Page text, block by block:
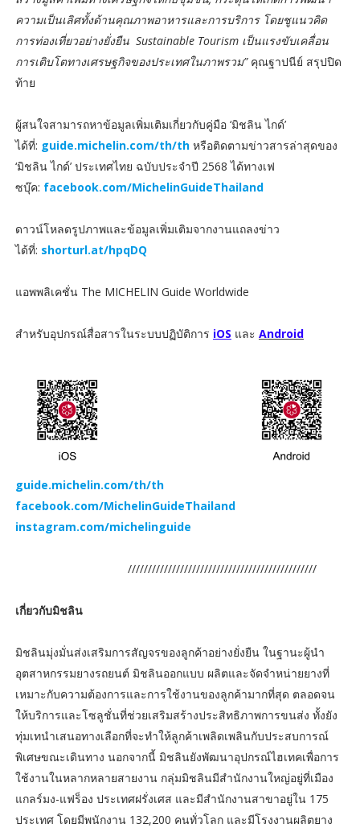
ความเป็นเลิศทั้งด้านคุณภาพอาหารและการบริการ โดยชูแนวคิด
การท่องเที่ยวอย่างยั่งยืน Sustainable Tourism เป็นแรงขับเคลื่อน
การเติบโตทางเศรษฐกิจของประเทศในภาพรวม” คุณฐาปนีย์ สรุปปิด
ท้าย
ผู้สนใจสามารถหาข้อมูลเพิ่มเติมเกี่ยวกับคู่มือ ‘มิชลิน ไกด์’
ได้ที่: guide.michelin.com/th/thหรือติดตามข่าวสารล่าสุดของ
‘มิชลิน ไกด์’ ประเทศไทย ฉบับประจำปี 2568 ได้ทางเฟ
ซบุ๊ค: facebook.com/MichelinGuideThailand
ดาวน์โหลดรูปภาพและข้อมูลเพิ่มเติมจากงานแถลงข่าว
ได้ที่: shorturl.at/hpqDQ
แอพพลิเคชั่น The MICHELIN Guide Worldwide
สำหรับอุปกรณ์สื่อสารในระบบปฏิบัติการ iOS และ Android
guide.michelin.com/th/th
facebook.com/MichelinGuideThailand
instagram.com/michelinguide
///////////////////////////////////////////////
เกี่ยวกับมิชลิน
มิชลินมุ่งมั่นส่งเสริมการสัญจรของลูกค้าอย่างยั่งยืน ในฐานะผู้นำ
อุตสาหกรรมยางรถยนต์ มิชลินออกแบบ ผลิตและจัดจำหน่ายยางที่
เหมาะกับความต้องการและการใช้งานของลูกค้ามากที่สุด ตลอดจน
ให้บริการและโซลูชั่นที่ช่วยเสริมสร้างประสิทธิภาพการขนส่ง ทั้งยัง
ทุ่มเทนำเสนอทางเลือกที่จะทำให้ลูกค้าเพลิดเพลินกับประสบการณ์
พิเศษขณะเดินทาง นอกจากนี้ มิชลินยังพัฒนาอุปกรณ์ไฮเทคเพื่อการ
ใช้งานในหลากหลายสายงาน กลุ่มมิชลินมีสำนักงานใหญ่อยู่ที่เมือง
แกลร์มง-แฟร็อง ประเทศฝรั่งเศส และมีสำนักงานสาขาอยู่ใน 175
ประเทศ โดยมีพนักงาน 132,200 คนทั่วโลก และมีโรงงานผลิตยาง